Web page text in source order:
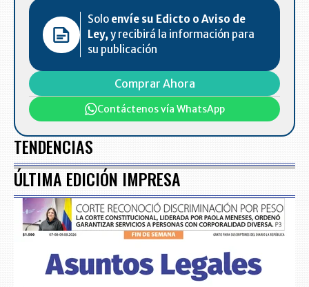
Solo envíe su Edicto o Aviso de
Ley,y recibirá la información para
su publicación
Comprar Ahora
Contáctenos vía WhatsApp
TENDENCIAS
ÚLTIMA EDICIÓN IMPRESA